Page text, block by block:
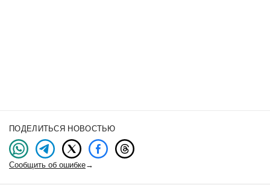
ПОДЕЛИТЬСЯ НОВОСТЬЮ
Сообщить об ошибке→